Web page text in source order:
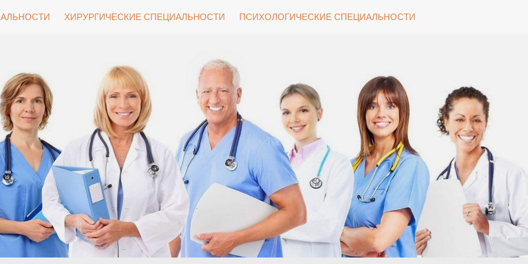
ХИРУРГИЧЕСКИЕ СПЕЦИАЛЬНОСТИ ПСИХОЛОГИЧЕСКИЕ СПЕЦИАЛЬНОСТИ